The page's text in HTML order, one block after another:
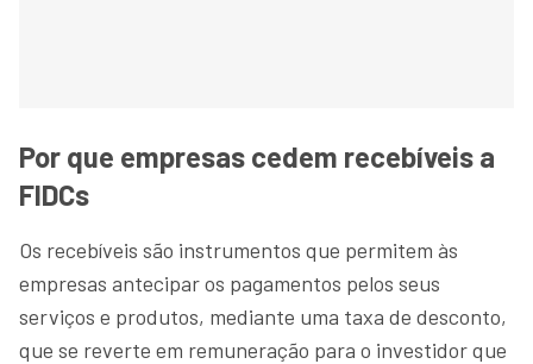
Por que empresas cedem recebíveis a
FIDCs
Os recebíveis são instrumentos que permitem às
empresas antecipar os pagamentos pelos seus
serviços e produtos, mediante uma taxa de desconto,
que se reverte em remuneração para o investidor que